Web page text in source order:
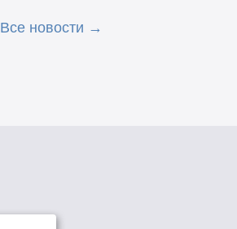
Все новости